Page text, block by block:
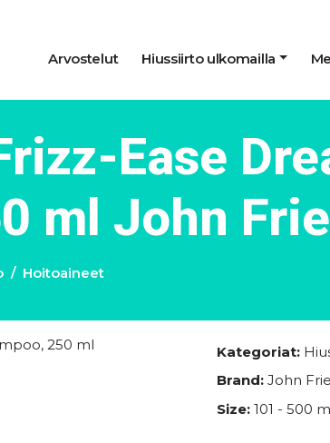
Arvostelut Hiussiirto ulkomailla
Ease
ml John
Hoitoaineet
Kategoriat:
Brand: John
Size: 101 - 500